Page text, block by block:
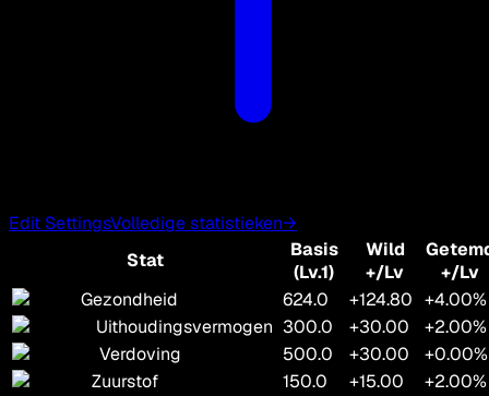
Edit SettingsVolledige statistieken→
Stat
Basis
(Lv.1)
Wild
+/Lv
+/Lv
Gezondheid
624.0 +124.80 +4.00%
Uithoudingsvermogen 300.0 +30.00
+2.00%
Verdoving
500.0 +30.00
+0.00%
Zuurstof
150.0 +15.00
+2.00%